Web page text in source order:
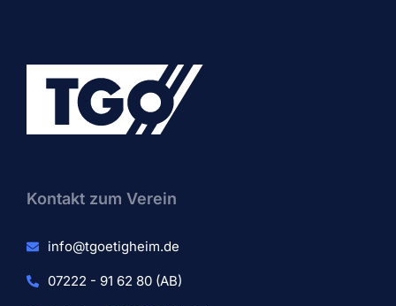
Kontakt zum Verein​
info@tgoetigheim.de
07222 - 91 62 80 (AB)